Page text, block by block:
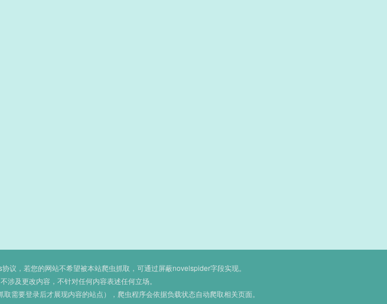
议，若您的网站不希望被本站爬虫抓取，可通过屏蔽novelspider字段实现。
及更改内容，不针对任何内容表述任何立场。
需要登录后才展现内容的站点），爬虫程序会依据负载状态自动爬取相关页面。